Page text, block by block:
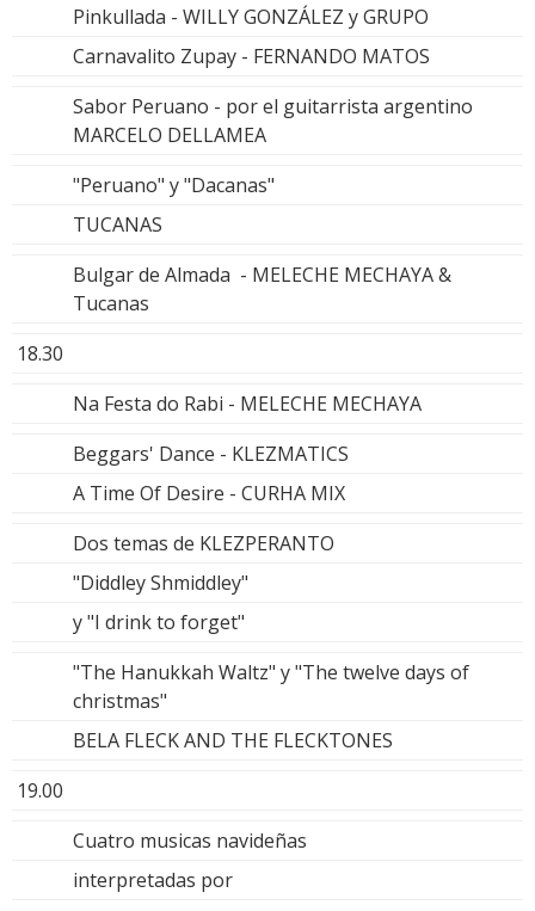
Pinkullada - WILLY GONZÁLEZ y GRUPO
Carnavalito Zupay - FERNANDO MATOS
Sabor Peruano - por el guitarrista argentino
MARCELO DELLAMEA
"Peruano" y "Dacanas"
TUCANAS
Bulgar de Almada - MELECHE MECHAYA &
Tucanas
18.30
Na Festa do Rabi - MELECHE MECHAYA
Beggars' Dance - KLEZMATICS
A Time Of Desire - CURHA MIX
Dos temas de KLEZPERANTO
"Diddley Shmiddley"
y "I drink to forget"
"The Hanukkah Waltz" y "The twelve days of
christmas"
BELA FLECK AND THE FLECKTONES
19.00
Cuatro musicas navideñas
interpretadas por